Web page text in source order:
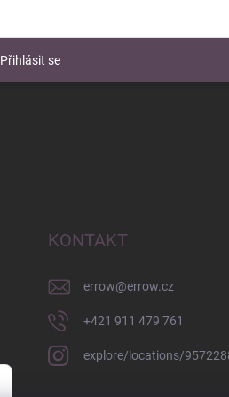
Přihlásit se
KONTAKT
errow@errow.cz
+421 911 479 761
explore/locations/